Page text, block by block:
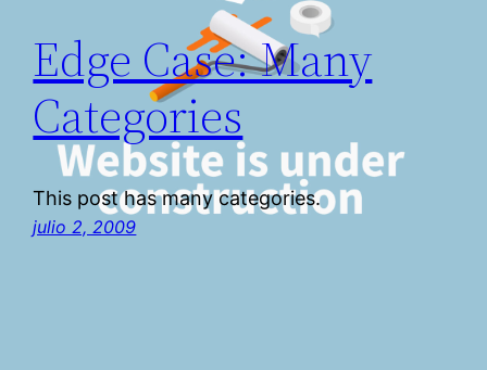
Edge Case: Many
Categories
This post has many categories.
julio 2, 2009